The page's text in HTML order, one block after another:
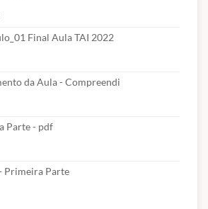
Final Aula TAI 2022
da Aula - Compreendi
Parte - pdf
Primeira Parte